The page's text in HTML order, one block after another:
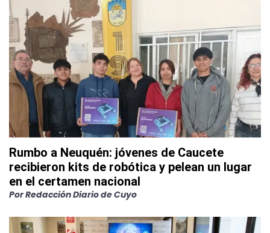
Rumbo a Neuquén: jóvenes de Caucete
recibieron kits de robótica y pelean un lugar
en el certamen nacional
PorRedacción Diario de Cuyo